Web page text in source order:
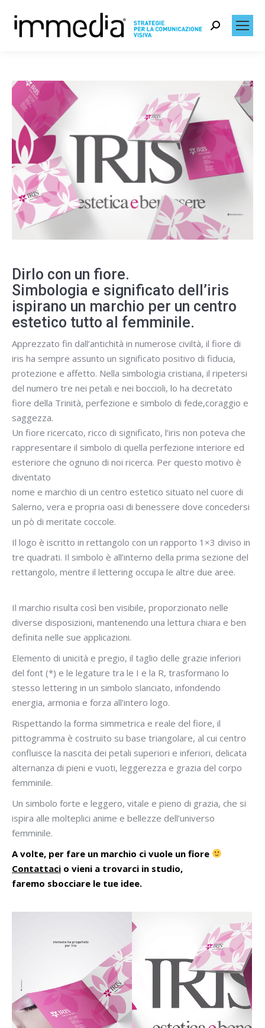
Search:
Dirlo con un fiore.
Simbologia e significato dell’iris
ispirano un marchio per un centro
estetico tutto al femminile.
Apprezzato fin dall’antichità in numerose civiltà, il fiore di
iris ha sempre assunto un significato positivo di fiducia,
protezione e affetto. Nella simbologia cristiana, il ripetersi
del numero tre nei petali e nei boccioli, lo ha decretato
fiore della Trinità, perfezione e simbolo di fede,coraggio e
saggezza.
Un fiore ricercato, ricco di significato, l’iris non poteva che
rappresentare il simbolo di quella perfezione interiore ed
esteriore che ognuno di noi ricerca. Per questo motivo è
diventato
nome e marchio di un centro estetico situato nel cuore di
Salerno, vera e propria oasi di benessere dove concedersi
un pò di meritate coccole.
Il logo è iscritto in rettangolo con un rapporto 1×3 diviso in
tre quadrati. Il simbolo è all’interno della prima sezione del
rettangolo, mentre il lettering occupa le altre due aree.
Il marchio risulta così ben visibile, proporzionato nelle
diverse disposizioni, mantenendo una lettura chiara e ben
definita nelle sue applicazioni.
Elemento di unicità e pregio, il taglio delle grazie inferiori
del font (*) e le legature tra le I e la R, trasformano lo
stesso lettering in un simbolo slanciato, infondendo
energia, armonia e forza all’intero logo.
Rispettando la forma simmetrica e reale del fiore, il
pittogramma è costruito su base triangolare, al cui centro
confluisce la nascita dei petali superiori e inferiori, delicata
alternanza di pieni e vuoti, leggerezza e grazia del corpo
femminile.
Un simbolo forte e leggero, vitale e pieno di grazia, che si
ispira alle molteplici anime e bellezze dell’universo
femminile.
A volte, per fare un marchio ci vuole un fiore
Contattaci o vieni a trovarci in studio,
faremo sbocciare le tue idee.